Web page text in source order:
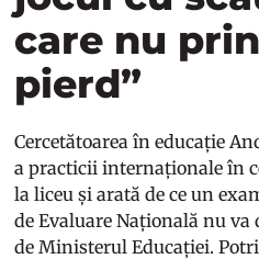
care nu
pierd”
Cercetătoarea în educație
a practicii internaționale în
la liceu și arată de ce un
de Evaluare Națională nu va
de Ministerul Educației.